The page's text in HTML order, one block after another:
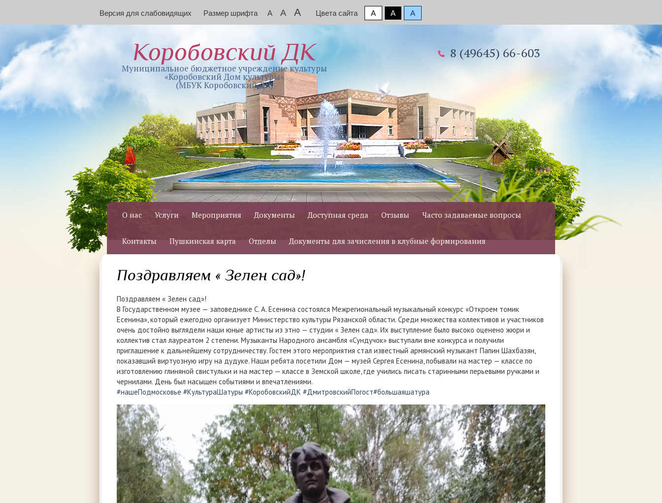
Версия для слабовидящих Размер шрифта A A A Цвета сайта A A A
Коробовский ДК
Муниципальное бюджетное учреждение культуры
«Коробовский Дом культуры»
(МБУК Коробовский ДК)
8 (49645) 66-603
О нас Услуги Мероприятия Документы Доступная среда Отзывы Часто задаваемые вопросы
Контакты Пушкинская карта Отделы Документы для зачисления в клубные формирования
Поздравляем « Зелен сад»!
Поздравляем « Зелен сад»!
В Государственном музее — заповеднике С. А. Есенина состоялся Межрегиональный музыкальный конкурс «Откроем томик
Есенина», который ежегодно организует Министерство культуры Рязанской области. Среди множества коллективов и участников
очень достойно выглядели наши юные артисты из этно — студии « Зелен сад». Их выступление было высоко оценено жюри и
коллектив стал лауреатом 2 степени. Музыканты Народного ансамбля «Сундучок» выступали вне конкурса и получили
приглашение к дальнейшему сотрудничеству. Гостем этого мероприятия стал известный армянский музыкант Папин Шахбазян,
показавший виртуозную игру на дудуке. Наши ребята посетили Дом — музей Сергея Есенина, побывали на мастер — классе по
изготовлению глиняной свистульки и на мастер — классе в Земской школе, где учились писать старинными перьевыми ручками и
чернилами. День был насыщен событиями и впечатлениями.
#нашеПодмосковье #КультураШатуры #КоробовскийДК #ДмитровскийПогост#большаяшатура